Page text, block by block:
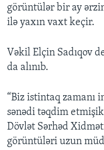
görüntülər bir ay
ilə yaxın vaxt keçir.
Vəkil Elçin Sadıqov
da alınıb.
“Biz istintaq zamanı
sənədi təqdim
Dövlət Sərhəd
görüntüləri uzun